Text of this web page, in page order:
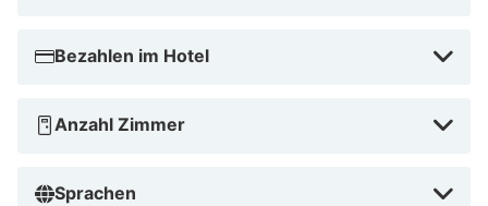
Bezahlen im Hotel
Anzahl Zimmer
Sprachen